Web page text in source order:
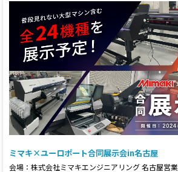
ミマキ×ユーロポート合同展示会in名古屋
会場：株式会社ミマキエンジニアリング 名古屋営